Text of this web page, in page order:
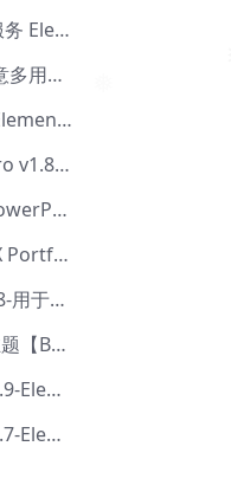
Jarvis – 网络安全服务 Elementor 模板套件【Aa-0035】
lmpeka v1.3.9-创意多用途 WordPress 主题【Be-0064】
Agria – 农业公司 Elementor Pro 模板套件【Aa-0003】
Fluent Support Pro v1.8.1 – WordPress 支持票务系统【Cc-0041】
Relote-品牌指南PowerPoint模板【Dc-0076】
Rhye v3.5.3 – AJAX Portfolio WordPress 主题【Bi-0049】
WP Rocket v3.10.8-用于wordpress速度优化的缓存加速插件【Cd-0019】
Nicex-创意组合主题【Be-0092】
ElementsKit v2.6.9-Elementor插件【Ab-0161】
ElementsKit v2.6.7-Elementor插件【Ab-0162】